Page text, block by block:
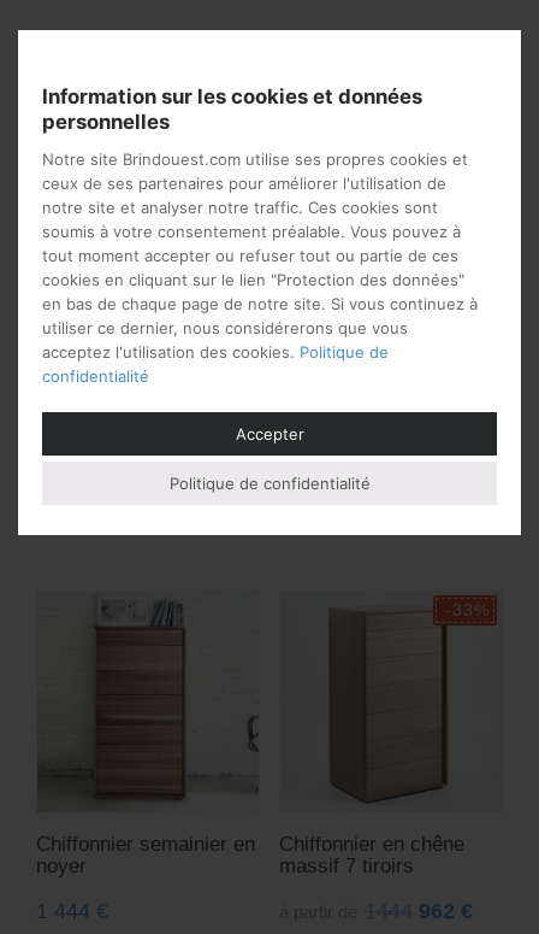
aussi…
1 499€
Chiffonnier
contemporain 6 tiroirs
Chiffonnier semainier en
noyer
1 444 €
Chiffonnier en chêne
massif 7 tiroirs
1444 962 €
Information sur les cookies et données
personnelles
Notre site Brindouest.com utilise ses propres cookies et
ceux de ses partenaires pour améliorer l'utilisation de
notre site et analyser notre traffic. Ces cookies sont
soumis à votre consentement préalable. Vous pouvez à
tout moment accepter ou refuser tout ou partie de ces
cookies en cliquant sur le lien "Protection des données"
en bas de chaque page de notre site. Si vous continuez à
utiliser ce dernier, nous considérerons que vous
acceptez l'utilisation des cookies. Politique de
confidentialité
Accepter
Politique de confidentialité